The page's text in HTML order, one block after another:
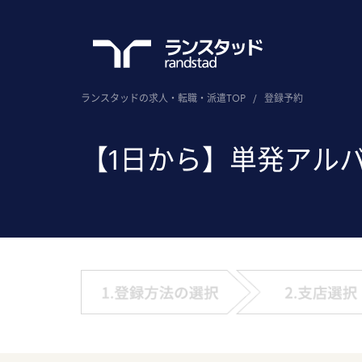
ランスタッドの求人・転職・派遣TOP / 登録予約
【1日から】単発アル